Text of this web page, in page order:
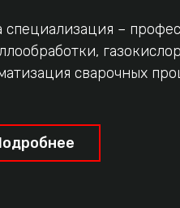
специализация –
сварочных